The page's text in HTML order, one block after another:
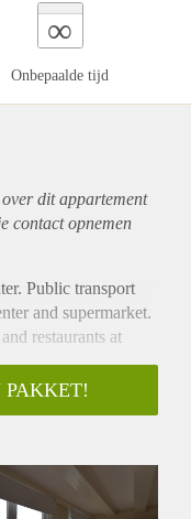
∞
Onbepaalde tijd
ditappartement
contact opnemen
Public transport
and supermarket.
restaurants at
person)
PAKKET!